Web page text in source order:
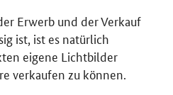
Erwerb und der Verkauf
ist, ist es natürlich
eigene Lichtbilder
verkaufen zu können.